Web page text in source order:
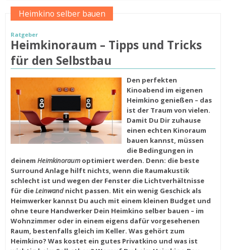
Ratgeber
Heimkino selber bauen
Heimkinoraum – Tipps und Tricks
für den Selbstbau
Den perfekten
Kinoabend im eigenen
Heimkino genießen – das
ist der Traum von vielen.
Damit Du Dir zuhause
einen echten Kinoraum
bauen kannst, müssen
die Bedingungen in
deinem Heimkinoraumoptimiert werden. Denn: die beste
Surround Anlage hilft nichts, wenn die Raumakustik
schlecht ist und wegen der Fenster die Lichtverhältnisse
für dieLeinwandnicht passen. Mit ein wenig Geschick als
Heimwerker kannst Du auch mit einem kleinen Budget und
ohne teure Handwerker Dein Heimkino selber bauen – im
Wohnzimmer oder in einem eigens dafür vorgesehenen
Raum, bestenfalls gleich im Keller. Was gehört zum
Heimkino? Was kostet ein gutes Privatkino und was ist